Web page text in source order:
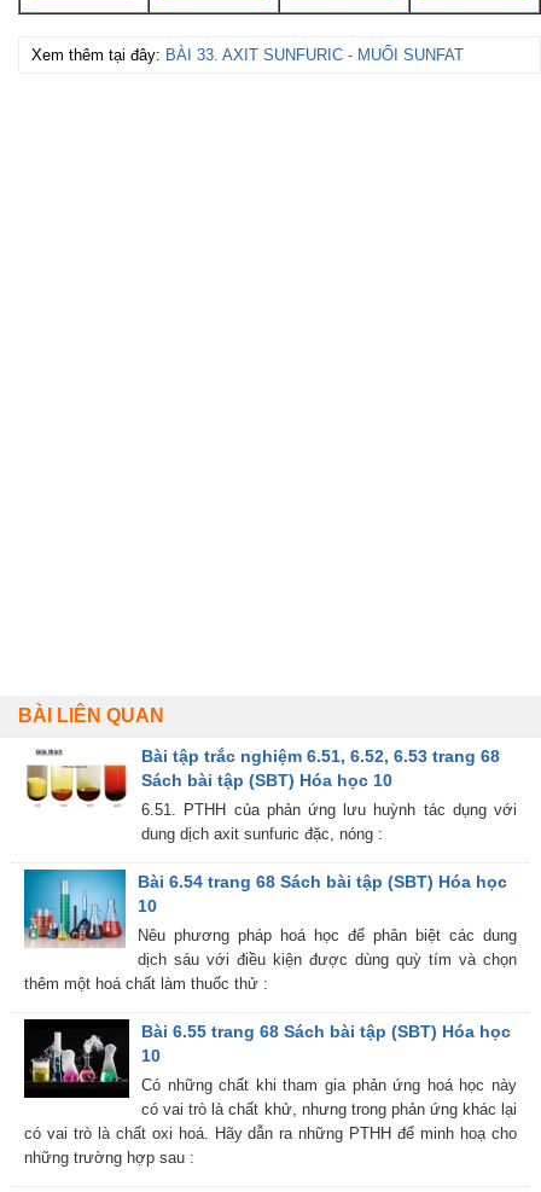
Xem thêm tại đây: BÀI 33. AXIT SUNFURIC - MUỐI SUNFAT
BÀI LIÊN QUAN
Bài tập trắc nghiệm 6.51, 6.52, 6.53 trang 68
Sách bài tập (SBT) Hóa học 10
6.51. PTHH của phản ứng lưu huỳnh tác dụng với
dung dịch axit sunfuric đặc, nóng :
Bài 6.54 trang 68 Sách bài tập (SBT) Hóa học
10
Nêu phương pháp hoá học để phân biệt các dung
dịch sáu với điều kiện được dùng quỳ tím và chọn
thêm một hoá chất làm thuốc thử :
Bài 6.55 trang 68 Sách bài tập (SBT) Hóa học
10
Có những chất khi tham gia phản ứng hoá học này
có vai trò là chất khử, nhưng trong phản ứng khác lại
có vai trò là chất oxi hoá. Hãy dẫn ra những PTHH để minh hoạ cho
những trường hợp sau :